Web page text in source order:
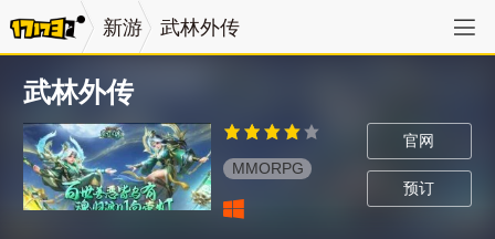
新游 武林外传
武林外传
官网
预订
MMORPG